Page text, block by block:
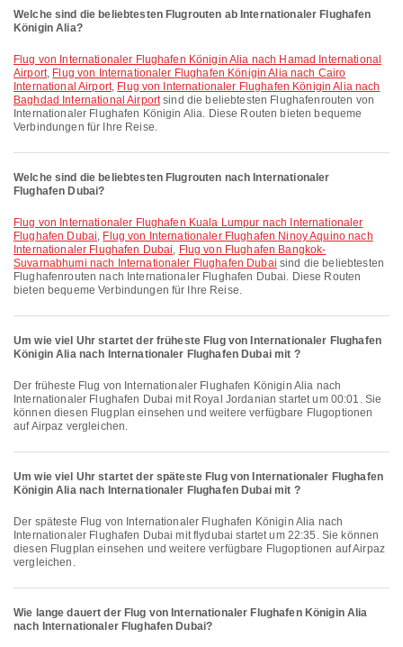
Welche sind die beliebtesten Flugrouten ab Internationaler Flughafen
Königin Alia?
Flug von Internationaler Flughafen Königin Alia nach Hamad International
Airport, Flug von Internationaler Flughafen Königin Alia nach Cairo
International Airport, Flug von Internationaler Flughafen Königin Alia nach
Baghdad International Airportsind die beliebtesten Flughafenrouten von
Internationaler Flughafen Königin Alia. Diese Routen bieten bequeme
Verbindungen für Ihre Reise.
Welche sind die beliebtesten Flugrouten nach Internationaler
Flughafen Dubai?
Flug von Internationaler Flughafen Kuala Lumpur nach Internationaler
Flughafen Dubai, Flug von Internationaler Flughafen Ninoy Aquino nach
Internationaler Flughafen Dubai, Flug von Flughafen Bangkok-
Suvarnabhumi nach Internationaler Flughafen Dubai sind die beliebtesten
Flughafenrouten nach Internationaler Flughafen Dubai. Diese Routen
bieten bequeme Verbindungen für Ihre Reise.
Um wie viel Uhr startet der früheste Flug von Internationaler Flughafen
Königin Alia nach Internationaler Flughafen Dubai mit ?
Der früheste Flug von Internationaler Flughafen Königin Alia nach
Internationaler Flughafen Dubai mit Royal Jordanian startet um 00:01. Sie
können diesen Flugplan einsehen und weitere verfügbare Flugoptionen
auf Airpaz vergleichen.
Um wie viel Uhr startet der späteste Flug von Internationaler Flughafen
Königin Alia nach Internationaler Flughafen Dubai mit ?
Der späteste Flug von Internationaler Flughafen Königin Alia nach
Internationaler Flughafen Dubai mit flydubai startet um 22:35. Sie können
diesen Flugplan einsehen und weitere verfügbare Flugoptionen auf Airpaz
vergleichen.
Wie lange dauert der Flug von Internationaler Flughafen Königin Alia
nach Internationaler Flughafen Dubai?